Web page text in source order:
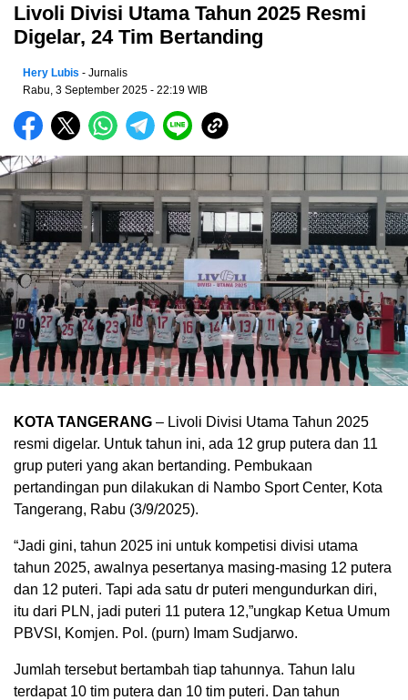
Livoli Divisi Utama Tahun 2025 Resmi
Digelar, 24 Tim Bertanding
Hery Lubis - Jurnalis
Rabu, 3 September 2025 - 22:19 WIB
KOTA TANGERANG – Livoli Divisi Utama Tahun 2025
resmi digelar. Untuk tahun ini, ada 12 grup putera dan 11
grup puteri yang akan bertanding. Pembukaan
pertandingan pun dilakukan di Nambo Sport Center, Kota
Tangerang, Rabu (3/9/2025).
“Jadi gini, tahun 2025 ini untuk kompetisi divisi utama
tahun 2025, awalnya pesertanya masing-masing 12 putera
dan 12 puteri. Tapi ada satu dr puteri mengundurkan diri,
itu dari PLN, jadi puteri 11 putera 12,”ungkap Ketua Umum
PBVSI, Komjen. Pol. (purn) Imam Sudjarwo.
Jumlah tersebut bertambah tiap tahunnya. Tahun lalu
terdapat 10 tim putera dan 10 tim puteri. Dan tahun